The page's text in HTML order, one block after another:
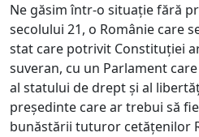
Ne găsim într-o situație fără
secolului 21, o Românie care
stat care potrivit Constituției
suveran, cu un Parlament
al statului de drept și al
președinte care ar trebui să
bunăstării tuturor cetățenilor